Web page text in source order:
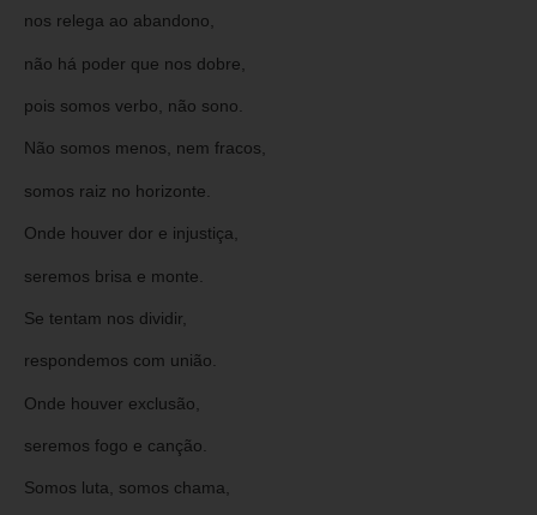
nos relega ao abandono,
não há poder que nos dobre,
pois somos verbo, não sono.
Não somos menos, nem fracos,
somos raiz no horizonte.
Onde houver dor e injustiça,
seremos brisa e monte.
Se tentam nos dividir,
respondemos com união.
Onde houver exclusão,
seremos fogo e canção.
Somos luta, somos chama,